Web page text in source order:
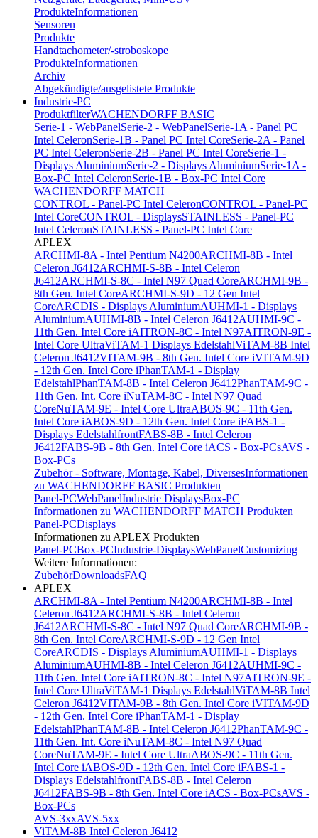
ProdukteInformationen
Sensoren
Produkte
Handtachometer/-stroboskope
ProdukteInformationen
Archiv
Abgekündigte/ausgelistete Produkte
Industrie-PC
ProduktfilterWACHENDORFF BASIC
Serie-1 - WebPanelSerie-2 - WebPanelSerie-1A - Panel PC
Intel CeleronSerie-1B - Panel PC Intel CoreSerie-2A - Panel
PC Intel CeleronSerie-2B - Panel PC Intel CoreSerie-1 -
Displays AluminiumSerie-2 - Displays AluminiumSerie-1A -
Box-PC Intel CeleronSerie-1B - Box-PC Intel Core
WACHENDORFF MATCH
CONTROL - Panel-PC Intel CeleronCONTROL - Panel-PC
Intel CoreCONTROL - DisplaysSTAINLESS - Panel-PC
Intel CeleronSTAINLESS - Panel-PC Intel Core
APLEX
ARCHMI-8A - Intel Pentium N4200ARCHMI-8B - Intel
Celeron J6412ARCHMI-S-8B - Intel Celeron
J6412ARCHMI-S-8C - Intel N97 Quad CoreARCHMI-9B -
8th Gen. Intel CoreARCHMI-S-9D - 12 Gen Intel
CoreARCDIS - Displays AluminiumAUHMI-1 - Displays
AluminiumAUHMI-8B - Intel Celeron J6412AUHMI-9C -
11th Gen. Intel Core iAITRON-8C - Intel N97AITRON-9E -
Intel Core UltraViTAM-1 Displays EdelstahlViTAM-8B Intel
Celeron J6412VITAM-9B - 8th Gen. Intel Core iVITAM-9D
- 12th Gen. Intel Core iPhanTAM-1 - Display
EdelstahlPhanTAM-8B - Intel Celeron J6412PhanTAM-9C -
11th Gen. Int. Core iNuTAM-8C - Intel N97 Quad
CoreNuTAM-9E - Intel Core UltraABOS-9C - 11th Gen.
Intel Core iABOS-9D - 12th Gen. Intel Core iFABS-1 -
Displays EdelstahlfrontFABS-8B - Intel Celeron
J6412FABS-9B - 8th Gen. Intel Core iACS - Box-PCsAVS -
Box-PCs
Zubehör - Software, Montage, Kabel, DiversesInformationen
zu WACHENDORFF BASIC Produkten
Panel-PCWebPanelIndustrie DisplaysBox-PC
Informationen zu WACHENDORFF MATCH Produkten
Panel-PCDisplays
Informationen zu APLEX Produkten
Panel-PCBox-PCIndustrie-DisplaysWebPanelCustomizing
Weitere Informationen:
ZubehörDownloadsFAQ
APLEX
ARCHMI-8A - Intel Pentium N4200ARCHMI-8B - Intel
Celeron J6412ARCHMI-S-8B - Intel Celeron
J6412ARCHMI-S-8C - Intel N97 Quad CoreARCHMI-9B -
8th Gen. Intel CoreARCHMI-S-9D - 12 Gen Intel
CoreARCDIS - Displays AluminiumAUHMI-1 - Displays
AluminiumAUHMI-8B - Intel Celeron J6412AUHMI-9C -
11th Gen. Intel Core iAITRON-8C - Intel N97AITRON-9E -
Intel Core UltraViTAM-1 Displays EdelstahlViTAM-8B Intel
Celeron J6412VITAM-9B - 8th Gen. Intel Core iVITAM-9D
- 12th Gen. Intel Core iPhanTAM-1 - Display
EdelstahlPhanTAM-8B - Intel Celeron J6412PhanTAM-9C -
11th Gen. Int. Core iNuTAM-8C - Intel N97 Quad
CoreNuTAM-9E - Intel Core UltraABOS-9C - 11th Gen.
Intel Core iABOS-9D - 12th Gen. Intel Core iFABS-1 -
Displays EdelstahlfrontFABS-8B - Intel Celeron
J6412FABS-9B - 8th Gen. Intel Core iACS - Box-PCsAVS -
Box-PCs
AVS-3xxAVS-5xx
ViTAM-8B Intel Celeron J6412